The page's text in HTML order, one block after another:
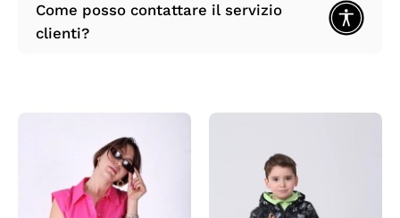
Come posso contattare il servizio
clienti?